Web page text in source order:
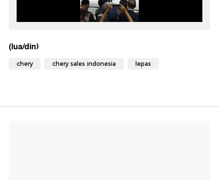
(lua/din)
chery chery sales indonesia lepas